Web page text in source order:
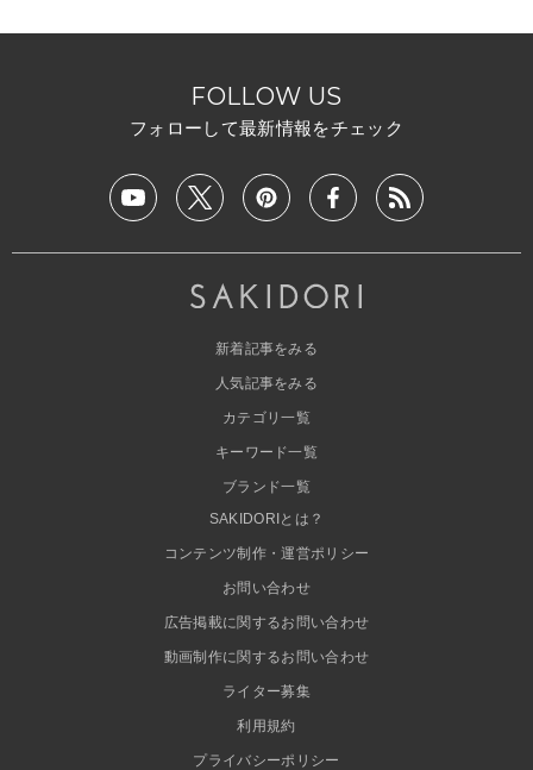
FOLLOW US
フォローして最新情報をチェック
新着記事をみる
人気記事をみる
カテゴリ一覧
キーワード一覧
ブランド一覧
SAKIDORIとは？
コンテンツ制作・運営ポリシー
お問い合わせ
広告掲載に関するお問い合わせ
動画制作に関するお問い合わせ
ライター募集
利用規約
プライバシーポリシー